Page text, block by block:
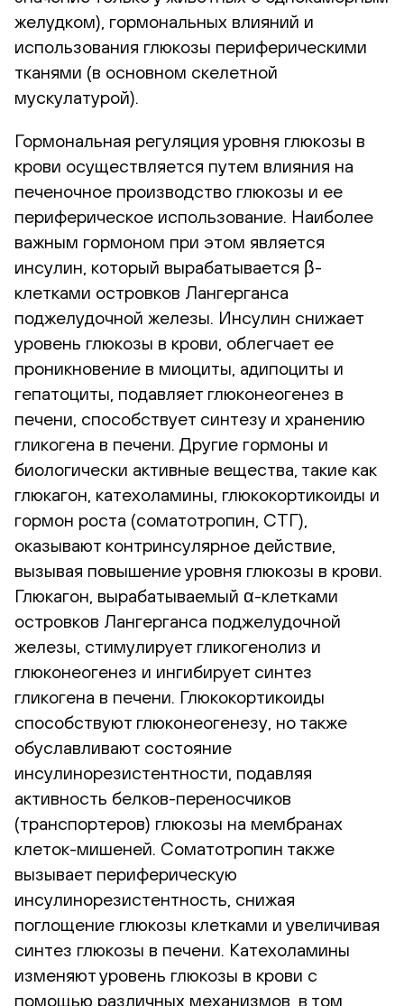
желудком), гормональных влияний и
использования глюкозы периферическими
тканями (в основном скелетной
мускулатурой).
Гормональная регуляция уровня глюкозы в
крови осуществляется путем влияния на
печеночное производство глюкозы и ее
периферическое использование. Наиболее
важным гормоном при этом является
инсулин, который вырабатывается β-
клетками островков Лангерганса
поджелудочной железы. Инсулин снижает
уровень глюкозы в крови, облегчает ее
проникновение в миоциты, адипоциты и
гепатоциты, подавляет глюконеогенез в
печени, способствует синтезу и хранению
гликогена в печени. Другие гормоны и
биологически активные вещества, такие как
глюкагон, катехоламины, глюкокортикоиды и
гормон роста (соматотропин, СТГ),
оказывают контринсулярное действие,
вызывая повышение уровня глюкозы в крови.
Глюкагон, вырабатываемый α-клетками
островков Лангерганса поджелудочной
железы, стимулирует гликогенолиз и
глюконеогенез и ингибирует синтез
гликогена в печени. Глюкокортикоиды
способствуют глюконеогенезу, но также
обуславливают состояние
инсулинорезистентности, подавляя
активность белков-переносчиков
(транспортеров) глюкозы на мембранах
клеток-мишеней. Соматотропин также
вызывает периферическую
инсулинорезистентность, снижая
поглощение глюкозы клетками и увеличивая
синтез глюкозы в печени. Катехоламины
изменяют уровень глюкозы в крови с
помощью различных механизмов, в том